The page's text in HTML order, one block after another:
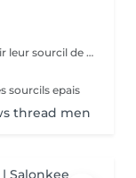
pour toutes les clientes qui souhaites remplir leur sourcil de facon temporaire et naturel cette prestation est faites pour vous
sourcils epais
thread men